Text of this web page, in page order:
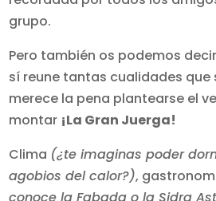
grupo.
Pero también os podemos
sí reune tantas cualidades
merece la pena plantearse el
montar ¡La Gran Juerga!
Clima (¿te imaginas poder
agobios del calor?),
conoce la Fabada o la Sidra